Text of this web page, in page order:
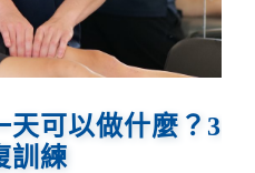
天可以做什麼？3
訓練